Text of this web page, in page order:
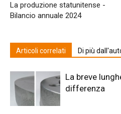
La produzione statunitense -
Bilancio annuale 2024
Articoli correlati Di più
La breve
differenza